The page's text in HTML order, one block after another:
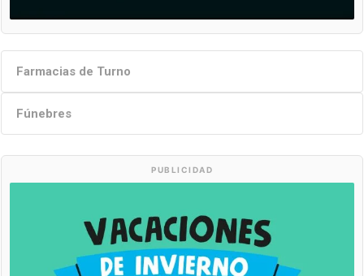
Farmacias de Turno
Fúnebres
PUBLICIDAD